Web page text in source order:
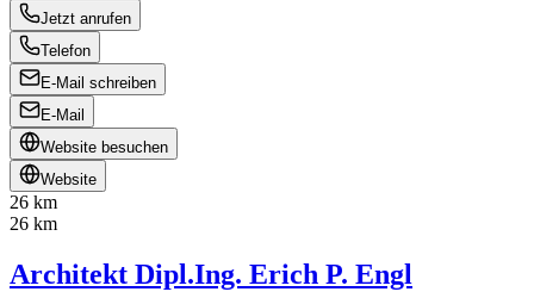
Jetzt anrufen
Telefon
E-Mail schreiben
E-Mail
Website besuchen
Website
26 km
26 km
Architekt Dipl.Ing. Erich P. Engl